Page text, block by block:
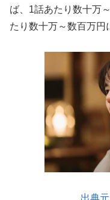
ば、1話あたり数十万
たり数十万～数百万円